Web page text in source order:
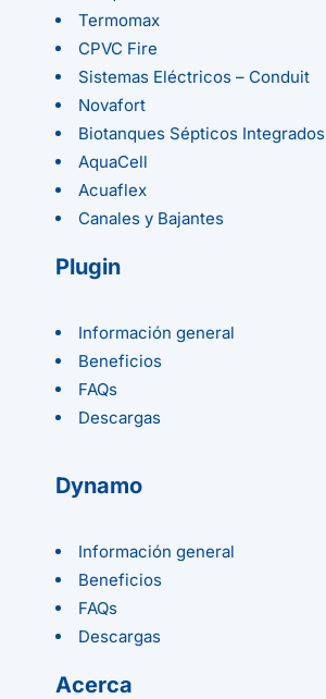
Termomax
CPVC Fire
Sistemas Eléctricos – Conduit
Novafort
Biotanques Sépticos Integrados
AquaCell
Acuaflex
Canales y Bajantes
Plugin
Información general
Beneficios
FAQs
Descargas
Dynamo
Información general
Beneficios
FAQs
Descargas
Acerca